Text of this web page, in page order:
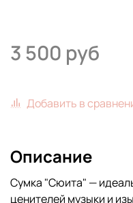
3 500 руб
Добавить в
Описание
Сумка "Сюита" —
ценителей музыки и